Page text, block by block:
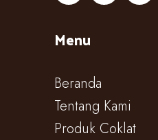
Menu
Beranda
Tentang Kami
Produk Coklat